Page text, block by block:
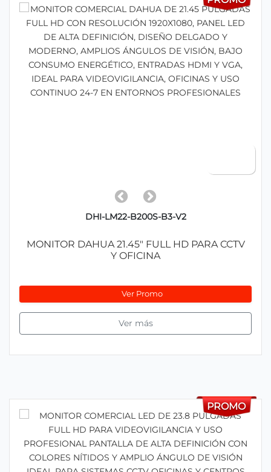
DHI-LM22-B200S-B3-V2
MONITOR DAHUA 21.45" FULL HD PARA CCTV
Y OFICINA
Ver Promo
Ver más
PROMO